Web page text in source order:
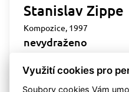
Stanislav Zippe
Kompozice, 1997
nevydraženo
draženo
so 29. května 2010, 00:00:00
Využití cookies pro
Soubory cookies Vám